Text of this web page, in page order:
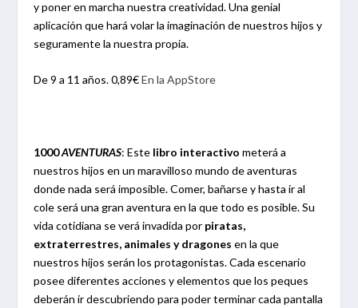
y poner en marcha nuestra creatividad. Una genial
aplicación que hará volar la imaginación de nuestros hijos y
seguramente la nuestra propia.
De 9 a 11 años. 0,89€En la AppStore
1000AVENTURAS: Este libro interactivo meterá a
nuestros hijos en un maravilloso mundo de aventuras
donde nada será imposible. Comer, bañarse y hasta ir al
cole será una gran aventura en la que todo es posible. Su
vida cotidiana se verá invadida por piratas,
extraterrestres, animales y dragones en la que
nuestros hijos serán los protagonistas. Cada escenario
posee diferentes acciones y elementos que los peques
deberán ir descubriendo para poder terminar cada pantalla